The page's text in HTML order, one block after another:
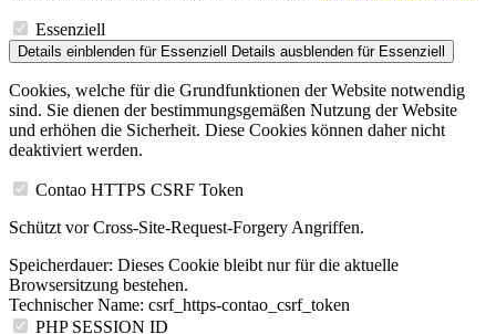
Essenziell
Details einblenden für Essenziell Details ausblenden für Essenziell
Cookies, welche für die Grundfunktionen der Website notwendig
sind. Sie dienen der bestimmungsgemäßen Nutzung der Website
und erhöhen die Sicherheit. Diese Cookies können daher nicht
deaktiviert werden.
Contao HTTPS CSRF Token
Schützt vor Cross-Site-Request-Forgery Angriffen.
Speicherdauer: Dieses Cookie bleibt nur für die aktuelle
Browsersitzung bestehen.
Technischer Name: csrf_https-contao_csrf_token
PHP SESSION ID